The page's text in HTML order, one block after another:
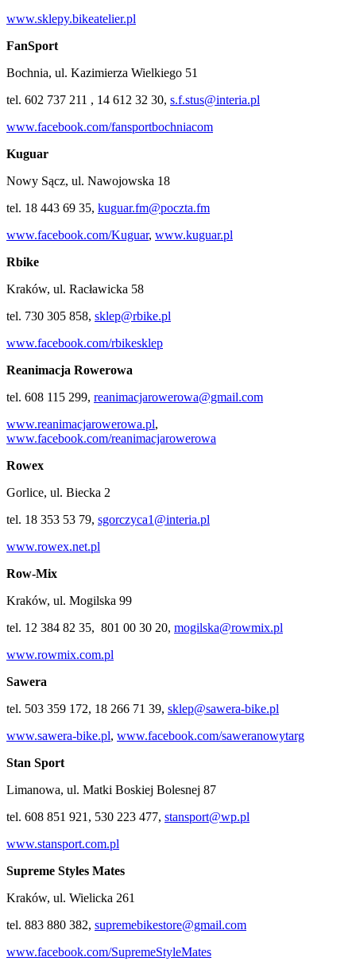
www.sklepy.bikeatelier.pl
FanSport
Bochnia, ul. Kazimierza Wielkiego 51
tel. 602 737 211 , 14 612 32 30, s.f.stus@interia.pl
www.facebook.com/fansportbochniacom
Kuguar
Nowy Sącz, ul. Nawojowska 18
tel. 18 443 69 35, kuguar.fm@poczta.fm
www.facebook.com/Kuguar, www.kuguar.pl
Rbike
Kraków, ul. Racławicka 58
tel. 730 305 858, sklep@rbike.pl
www.facebook.com/rbikesklep
Reanimacja Rowerowa
tel. 608 115 299, reanimacjarowerowa@gmail.com
www.reanimacjarowerowa.pl,
www.facebook.com/reanimacjarowerowa
Rowex
Gorlice, ul. Biecka 2
tel. 18 353 53 79, sgorczyca1@interia.pl
www.rowex.net.pl
Row-Mix
Kraków, ul. Mogilska 99
tel. 12 384 82 35, 801 00 30 20, mogilska@rowmix.pl
www.rowmix.com.pl
Sawera
tel. 503 359 172, 18 266 71 39, sklep@sawera-bike.pl
www.sawera-bike.pl, www.facebook.com/saweranowytarg
Stan Sport
Limanowa, ul. Matki Boskiej Bolesnej 87
tel. 608 851 921, 530 223 477, stansport@wp.pl
www.stansport.com.pl
Supreme Styles Mates
Kraków, ul. Wielicka 261
tel. 883 880 382, supremebikestore@gmail.com
www.facebook.com/SupremeStyleMates